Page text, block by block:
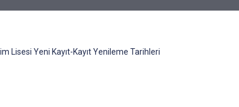
Lisesi Yeni Kayıt-Kayıt Yenileme Tarihleri